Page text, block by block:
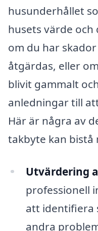
husunderhållet
husets värde och
om du har
åtgärdas, eller
blivit gammalt
anledningar till
Här är några av
takbyte kan bistå
Utvärdering
professionell
att identifiera
andra